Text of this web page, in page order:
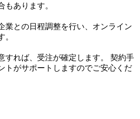
もあります。
業との日程調整を行い、オンライン
。
すれば、受注が確定します。 契約手
トがサポートしますのでご安心くだ